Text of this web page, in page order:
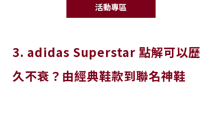
活動專區
3. adidas Superstar 點解可以歷
久不衰？由經典鞋款到聯名神鞋